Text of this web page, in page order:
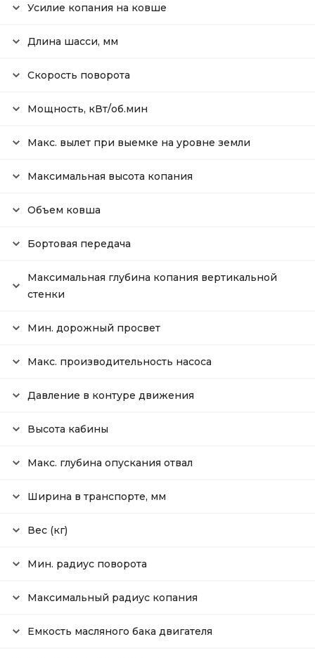
Усилие копания на ковше
Длина шасси, мм
Скорость поворота
Мощность, кВт/об.мин
Макс. вылет при выемке на уровне земли
Максимальная высота копания
Объем ковша
Бортовая передача
Максимальная глубина копания вертикальной
стенки
Мин. дорожный просвет
Макс. производительность насоса
Давление в контуре движения
Высота кабины
Макс. глубина опускания отвал
Ширина в транспорте, мм
Вес (кг)
Мин. радиус поворота
Максимальный радиус копания
Емкость масляного бака двигателя